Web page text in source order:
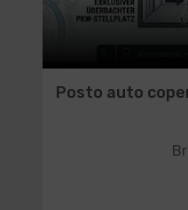
Posto auto